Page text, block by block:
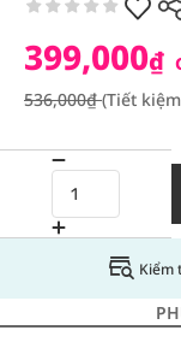
399,000₫
536,000₫(Tiết
Kiểm